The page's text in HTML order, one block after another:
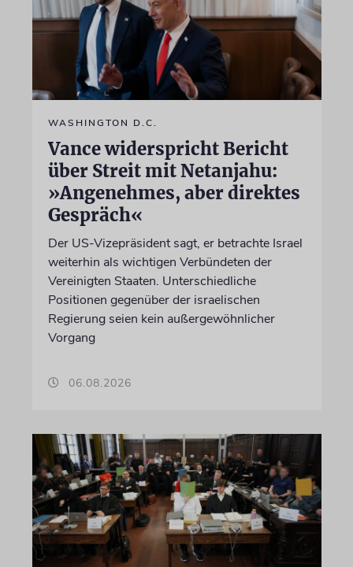
WASHINGTON D.C.
Vance widerspricht Bericht
über Streit mit Netanjahu:
»Angenehmes, aber direktes
Gespräch«
Der US-Vizepräsident sagt, er betrachte Israel
weiterhin als wichtigen Verbündeten der
Vereinigten Staaten. Unterschiedliche
Positionen gegenüber der israelischen
Regierung seien kein außergewöhnlicher
Vorgang
06.08.2026